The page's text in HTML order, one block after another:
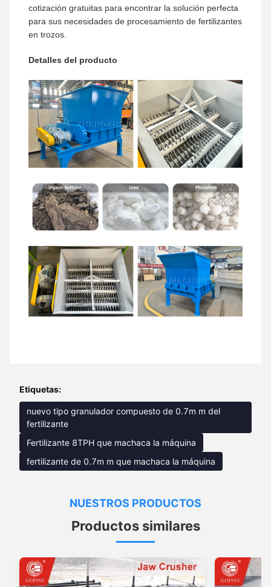
cotización gratuitas para encontrar la solución perfecta
para sus necesidades de procesamiento de fertilizantes
en trozos.
Detalles del producto
Etiquetas:
nuevo tipo granulador compuesto de 0.7m m del
fertilizante
Fertilizante 8TPH que machaca la máquina
fertilizante de 0.7m m que machaca la máquina
NUESTROS PRODUCTOS
Productos similares